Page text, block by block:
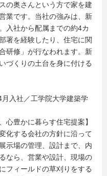
の奥さんという方で家を建
業です。当社の強みは、新
入社から配属までの約4カ
署を経験したり、住宅に関
研修」が行なわれます。新
づくりの土台を身に付ける
入社／工学院大学建築学
心豊かに暮らす住宅提案】
化する会社の方針に沿って
示場の管理、設計まで、内
なら、営業や設計、現場の
フィールドの草刈りをする